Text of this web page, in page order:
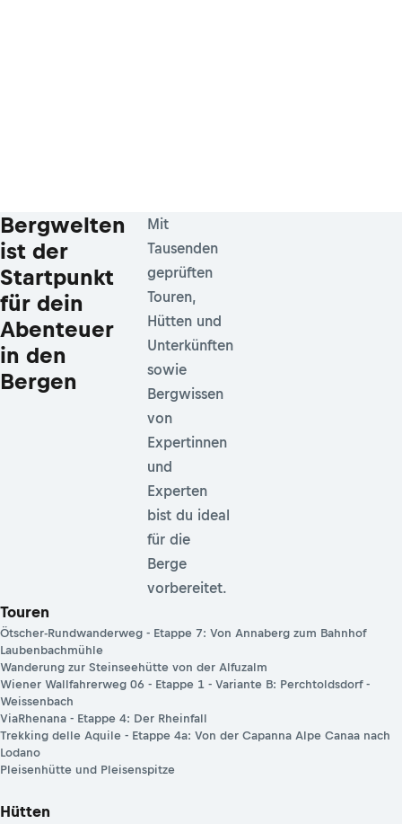
Bergwelten
ist der
Startpunkt
für dein
Abenteuer
in den
Bergen
Mit
Tausenden
geprüften
Touren,
Hütten und
Unterkünften
sowie
Bergwissen
von
Expertinnen
und
Experten
bist du ideal
für die
Berge
vorbereitet.
Touren
Ötscher-Rundwanderweg - Etappe 7: Von Annaberg zum Bahnhof
Laubenbachmühle
Wanderung zur Steinseehütte von der Alfuzalm
Wiener Wallfahrerweg 06 - Etappe 1 - Variante B: Perchtoldsdorf -
Weissenbach
ViaRhenana - Etappe 4: Der Rheinfall
Trekking delle Aquile - Etappe 4a: Von der Capanna Alpe Canaa nach
Lodano
Pleisenhütte und Pleisenspitze
Hütten